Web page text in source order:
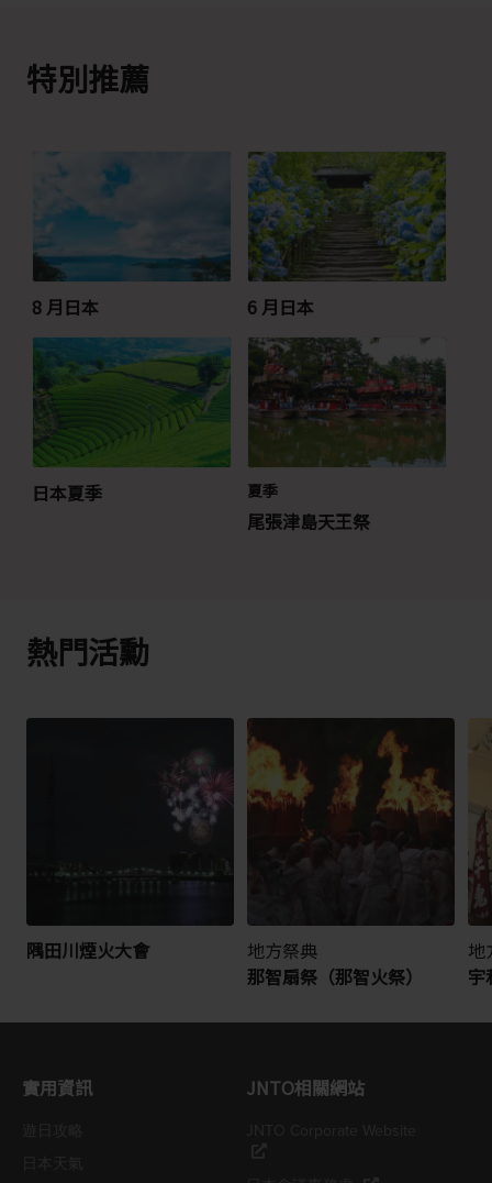
特別推薦
8 月日本 6 月日本
日本夏季 夏季
尾張津島天王祭
熱門活勳
隅田川煙火大會
地方祭典
那智扇祭（那智火祭）
地
宇
實用資訊 JNTO相關網站